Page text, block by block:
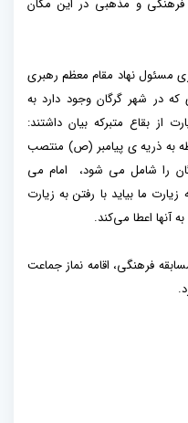
فرهنگی و مذهبی در این مکان
مسئول نهاد مقام معظم رهبری
که در شهر گرگان وجود دارد به
از بقاع متبرکه بیان داشتند:
به ذریه ی پیامبر (ص) منتصب
را شامل می شود، امام می
ما بیاید با رفتن به زیارت
آنها اعطا می‌کند.
فرهنگی، اقامه نماز جماعت